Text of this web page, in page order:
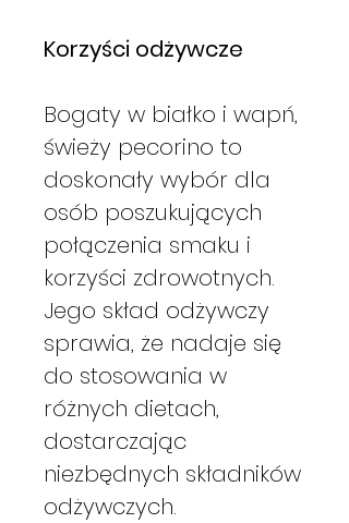
Korzyści odżywcze
Bogaty w białko i wapń,
świeży pecorino to
doskonały wybór dla
osób poszukujących
połączenia smaku i
korzyści zdrowotnych.
Jego skład odżywczy
sprawia, że nadaje się
do stosowania w
różnych dietach,
dostarczając
niezbędnych składników
odżywczych.